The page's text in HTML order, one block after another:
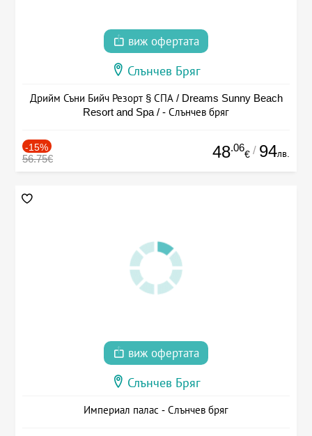
виж офертата
Слънчев Бряг
Дрийм Съни Бийч Резорт § СПА / Dreams Sunny Beach
Resort and Spa / - Слънчев бряг
-15%
56.75€ 48.06
€ / 94лв.
виж офертата
Слънчев Бряг
Империал палас - Слънчев бряг